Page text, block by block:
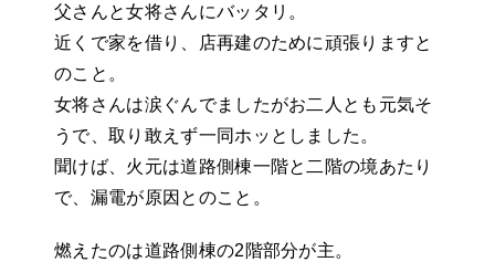
父さんと女将さんにバッタリ。
近くで家を借り、店再建のために頑張りますと
のこと。
女将さんは涙ぐんでましたがお二人とも元気そ
うで、取り敢えず一同ホッとしました。
聞けば、火元は道路側棟一階と二階の境あたり
で、漏電が原因とのこと。
燃えたのは道路側棟の2階部分が主。